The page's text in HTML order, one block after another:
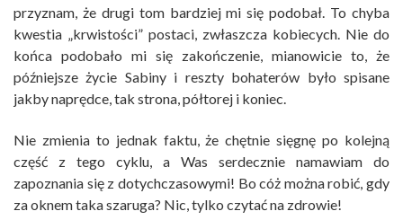
przyznam, że drugi tom bardziej mi się podobał. To chyba
kwestia „krwistości” postaci, zwłaszcza kobiecych. Nie do
końca podobało mi się zakończenie, mianowicie to, że
późniejsze życie Sabiny i reszty bohaterów było spisane
jakby naprędce, tak strona, półtorej i koniec.
Nie zmienia to jednak faktu, że chętnie sięgnę po kolejną
część z tego cyklu, a Was serdecznie namawiam do
zapoznania się z dotychczasowymi! Bo cóż można robić, gdy
za oknem taka szaruga? Nic, tylko czytać na zdrowie!